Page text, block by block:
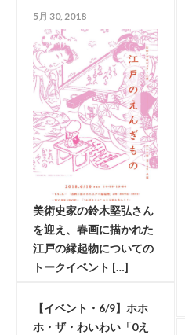
5月 30, 2018
美術史家の鈴木堅弘さん
を迎え、春画に描かれた
江戸の縁起物についての
トークイベント […]
【イベント・6/9】ホホ
ホ・ザ・わいわい「0え